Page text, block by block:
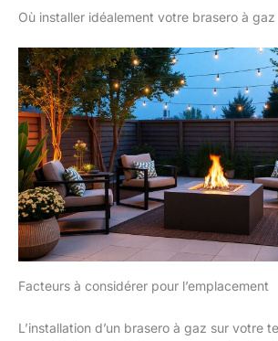
Où installer idéalement votre brasero à gaz
Facteurs à considérer pour l’emplacement
L’installation d’un brasero à gaz sur votre